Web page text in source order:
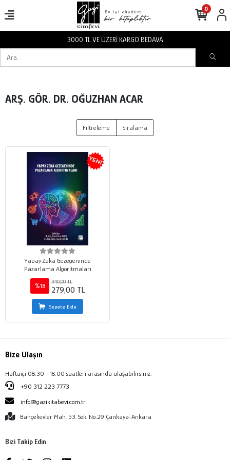
3000 TL VE ÜZERİ KARGO BEDAVA
0
ARŞ. GÖR. DR. OĞUZHAN ACAR
Filtreleme Sıralama
Yapay Zekâ Gezegeninde
Pazarlama Algoritmaları
%18
340,00 TL
279,00 TL
Sepete Ekle
Bize Ulaşın
Haftaiçi 08:30 - 18:00 saatleri arasında ulaşabilirsiniz.
+90 312 223 7773
info@gazikitabevi.com.tr
Bahçelievler Mah. 53. Sok. No:29 Çankaya-Ankara
Bizi Takip Edin